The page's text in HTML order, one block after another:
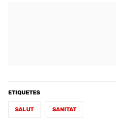
ETIQUETES
SALUT SANITAT